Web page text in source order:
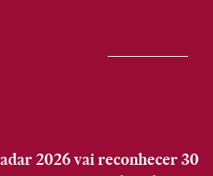
2026 vai reconhecer 30